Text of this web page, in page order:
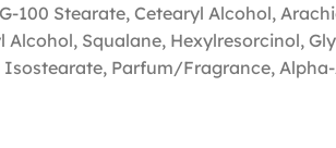
100 Stearate, Cetearyl Alcohol,
Squalane, Hexylresorcinol,
Parfum/Fragrance,